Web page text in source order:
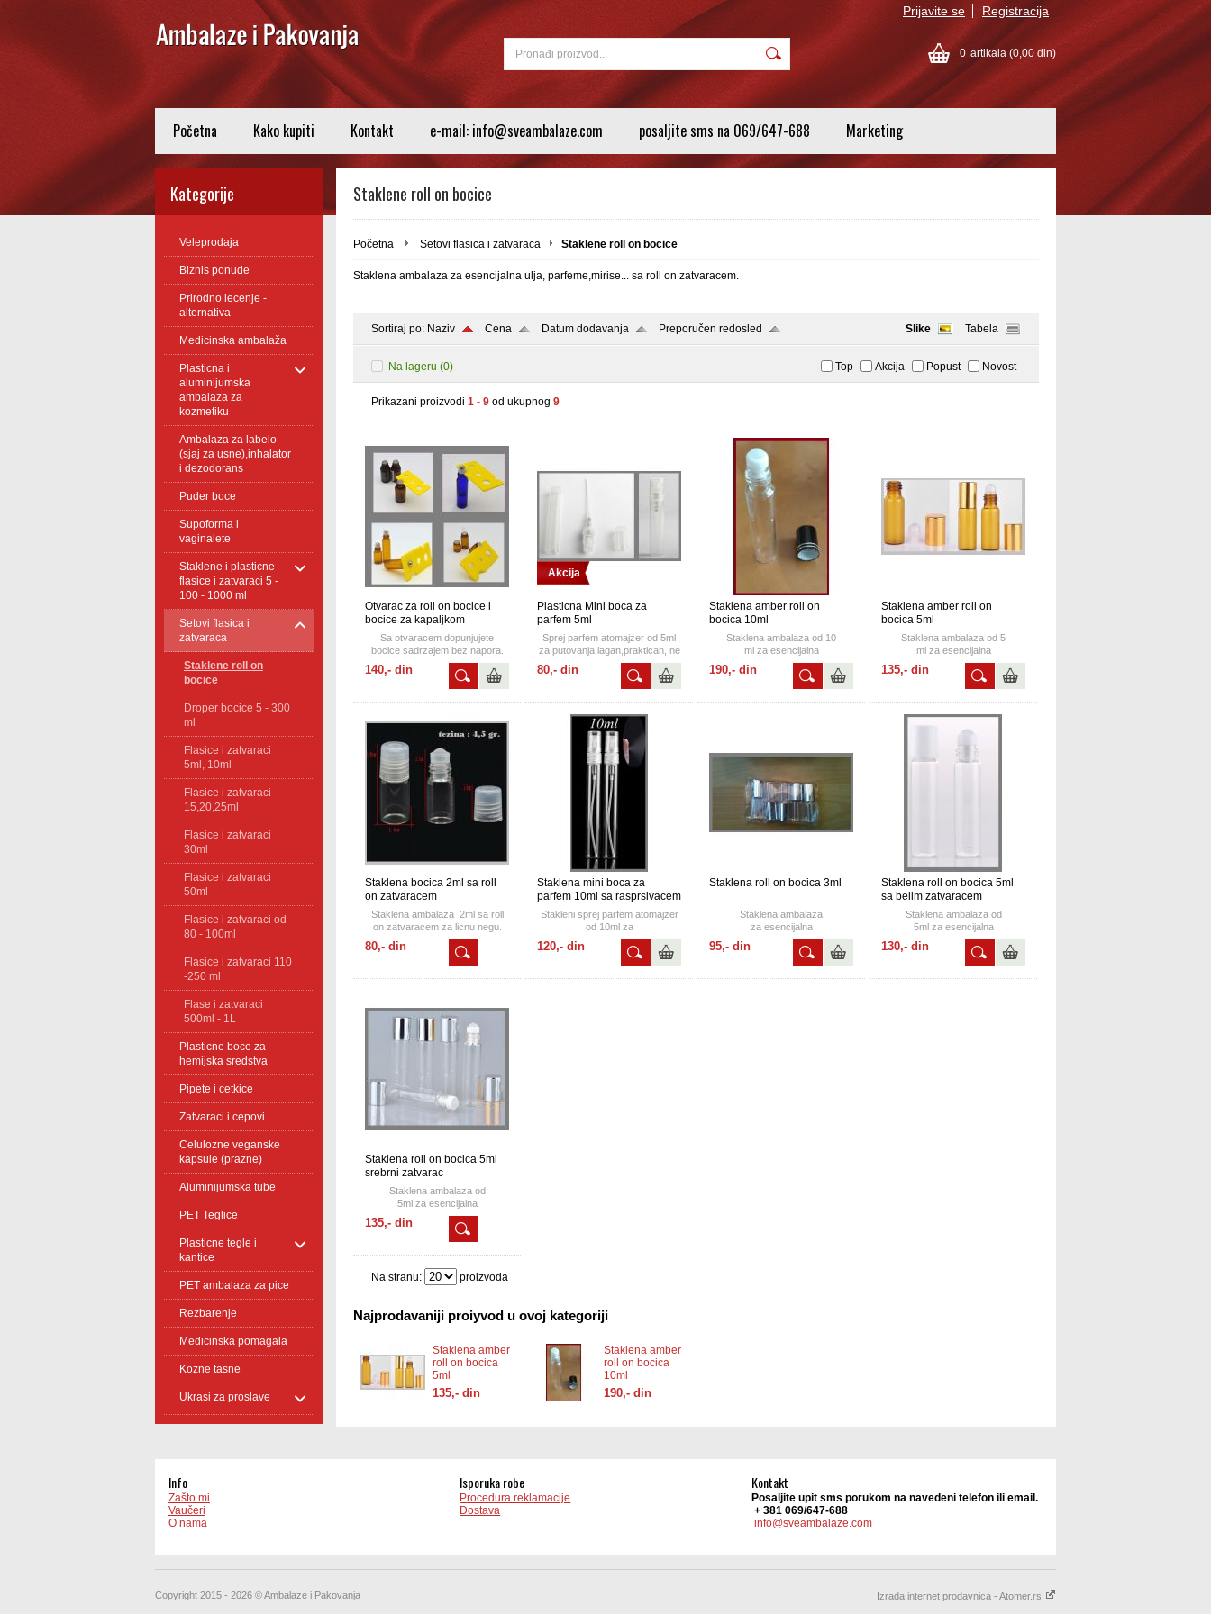
Prijavite se Registracija
0 artikala (0,00 din)
Početna Kako kupiti Kontakt e-mail: info@sveambalaze.com posaljite sms na 069/647-688 Marketing
Kategorije
Veleprodaja
Biznis ponude
Prirodno lecenje -
alternativa
Medicinska ambalaža
Plasticna i
aluminijumska
ambalaza za
kozmetiku
Ambalaza za labelo
(sjaj za usne),inhalator
i dezodorans
Puder boce
Supoforma i
vaginalete
Staklene i plasticne
flasice i zatvaraci 5 -
100 - 1000 ml
Setovi flasica i
zatvaraca
Staklene roll on
bocice
Droper bocice 5 - 300
ml
Flasice i zatvaraci
5ml, 10ml
Flasice i zatvaraci
15,20,25ml
Flasice i zatvaraci
30ml
Flasice i zatvaraci
50ml
Flasice i zatvaraci od
80 - 100ml
Flasice i zatvaraci 110
-250 ml
Flase i zatvaraci
500ml - 1L
Plasticne boce za
hemijska sredstva
Pipete i cetkice
Zatvaraci i cepovi
Celulozne veganske
kapsule (prazne)
Aluminijumska tube
PET Teglice
Plasticne tegle i
kantice
PET ambalaza za pice
Rezbarenje
Medicinska pomagala
Kozne tasne
Ukrasi za proslave
Staklene roll on bocice
Početna Setovi flasica i zatvaraca Staklene roll on bocice
Staklena ambalaza za esencijalna ulja, parfeme,mirise... sa roll on zatvaracem.
Sortiraj po: Naziv Cena Datum dodavanja Preporučen redosled Slike Tabela
Na lageru (0) Top Akcija Popust Novost
Prikazani proizvodi 1 - 9 od ukupnog 9
Otvarac za roll on bocice i
bocice za kapaljkom
Sa otvaracem dopunjujete
bocice sadrzajem bez napora.
140,- din
Akcija
Plasticna Mini boca za
parfem 5ml
Sprej parfem atomajzer od 5ml
za putovanja,lagan,praktican, ne
zauzima mnogo prostora a
odrzava vasu svezinu.
80,- din
Staklena amber roll on
bocica 10ml
Staklena ambalaza od 10
ml za esencijalna
ulja, parfeme,mirise... sa roll on
zatvaracem.
190,- din
Staklena amber roll on
bocica 5ml
Staklena ambalaza od 5
ml za esencijalna
ulja, parfeme,mirise... sa roll on
zatvaracem.
135,- din
Staklena bocica 2ml sa roll
on zatvaracem
Staklena ambalaza 2ml sa roll
on zatvaracem za licnu negu.
80,- din
Staklena mini boca za
parfem 10ml sa rasprsivacem
Stakleni sprej parfem atomajzer
od 10ml za
putovanja,lagan,praktican, ne
zauzima mnogo prostora a
odrzava vasu svezinu.
120,- din
Staklena roll on bocica 3ml
Staklena ambalaza
za esencijalna
ulja, parfeme,mirise sa roll on
zatvaracem...
95,- din
Staklena roll on bocica 5ml
sa belim zatvaracem
Staklena ambalaza od
5ml za esencijalna
ulja, parfeme,mirise... sa roll on
zatvaracem.
130,- din
Staklena roll on bocica 5ml
srebrni zatvarac
Staklena ambalaza od
5ml za esencijalna
ulja, parfeme,mirise... sa roll on
zatvaracem.
135,- din
Na stranu: proizvoda
Najprodavaniji proiyvod u ovoj kategoriji
Staklena amber
roll on bocica
5ml
135,- din
Staklena amber
roll on bocica
10ml
190,- din
Info
Zašto mi
Vaučeri
O nama
Isporuka robe
Procedura reklamacije
Dostava
Kontakt
Posaljite upit sms porukom na navedeni telefon ili email.
+ 381 069/647-688
info@sveambalaze.com
Copyright 2015 - 2026 © Ambalaze i Pakovanja Izrada internet prodavnica - Atomer.rs